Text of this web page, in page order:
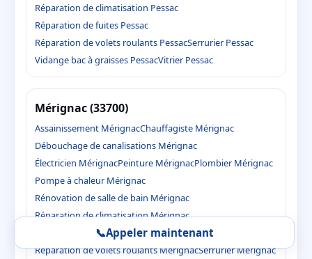
Réparation de climatisation Pessac
Réparation de fuites Pessac
Réparation de volets roulants PessacSerrurier Pessac
Vidange bac à graisses PessacVitrier Pessac
Mérignac (33700)
Assainissement MérignacChauffagiste Mérignac
Débouchage de canalisations Mérignac
Électricien MérignacPeinture MérignacPlombier Mérignac
Pompe à chaleur Mérignac
Rénovation de salle de bain Mérignac
Réparation de climatisation Mérignac
Réparation de fuites Mérignac
Réparation de volets roulants MérignacSerrurier Mérignac
📞Appeler maintenant